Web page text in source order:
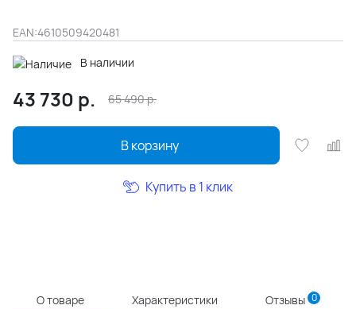
EAN:4610509420481
В наличии
43 730 р. 65 490р.
В корзину
Купить в 1 клик
О товаре Характеристики Отзывы 0